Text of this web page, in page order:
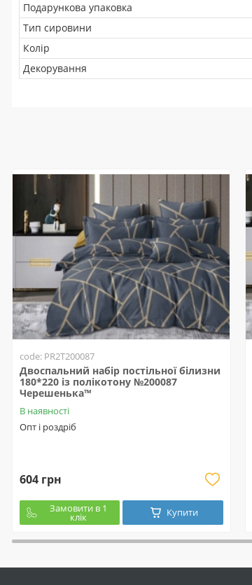
Подарункова упаковка
Тип сировини
Колір
Декорування
code: PR2T200087
Двоспальний набір постільної білизни
180*220 із полікотону №200087
Черешенька™
В наявності
Опт і роздріб
604 грн
Замовити в 1
клік Купити